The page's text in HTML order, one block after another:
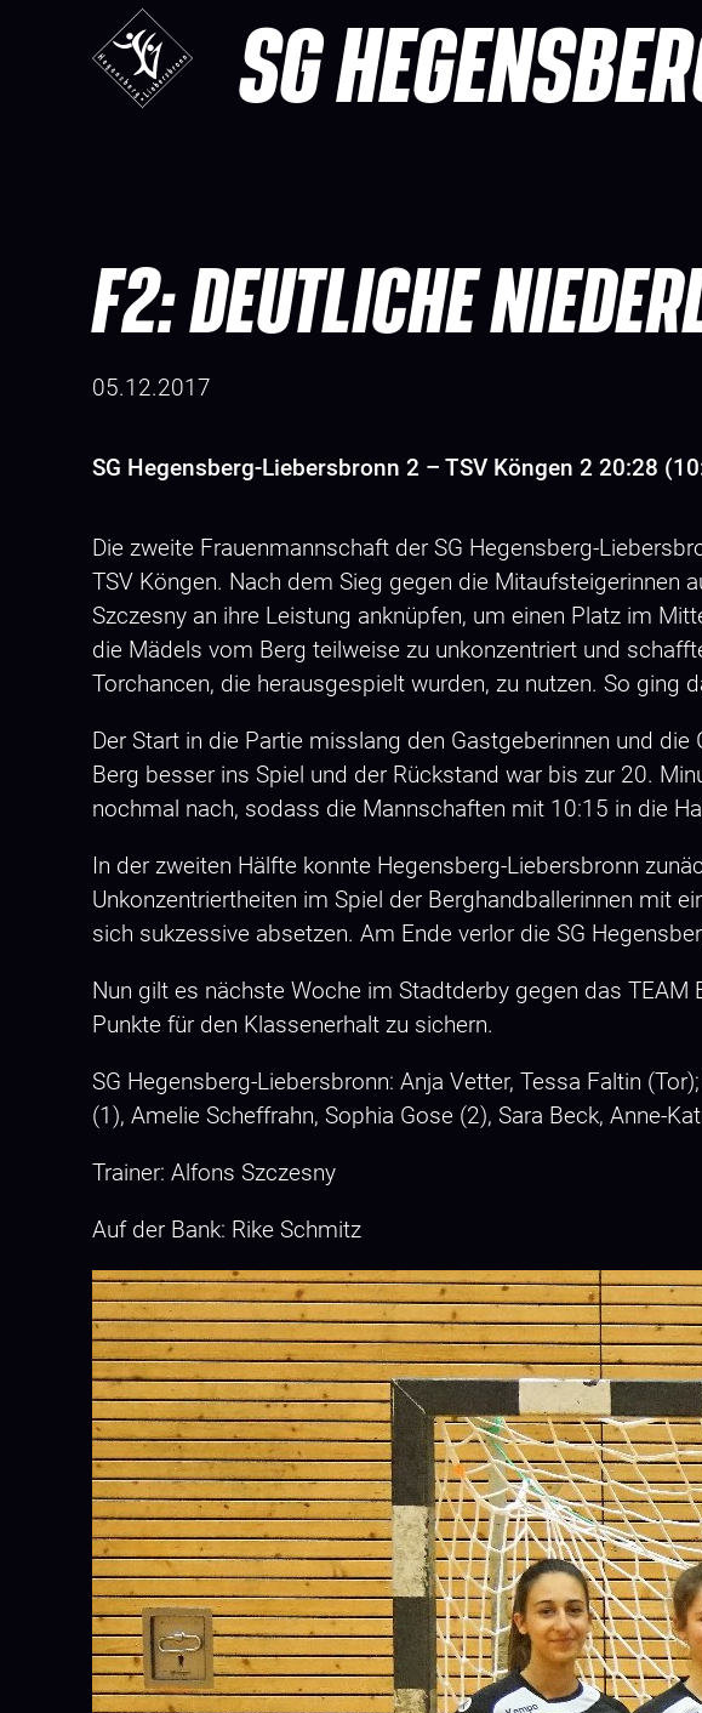
SG
F2: DEUTLICHE
05.12.2017
SG Hegensberg-Liebersbronn 2 – TSV Köngen 2 20:28
Die zweite Frauenmannschaft der SG Hegensberg-
TSV Köngen. Nach dem Sieg gegen die Mitaufsteigerinnen
Szczesny an ihre Leistung anknüpfen, um einen Platz im
die Mädels vom Berg teilweise zu unkonzentriert und
Torchancen, die herausgespielt wurden, zu nutzen. So ging
Der Start in die Partie misslang den Gastgeberinnen und
Berg besser ins Spiel und der Rückstand war bis zur 20.
nochmal nach, sodass die Mannschaften mit 10:15 in die
In der zweiten Hälfte konnte Hegensberg-Liebersbronn
Unkonzentriertheiten im Spiel der Berghandballerinnen mit
sich sukzessive absetzen. Am Ende verlor die SG
Nun gilt es nächste Woche im Stadtderby gegen das
Punkte für den Klassenerhalt zu sichern.
SG Hegensberg-Liebersbronn: Anja Vetter, Tessa Faltin
(1), Amelie Scheffrahn, Sophia Gose (2), Sara Beck, Anne-
Trainer: Alfons Szczesny
Auf der Bank: Rike Schmitz